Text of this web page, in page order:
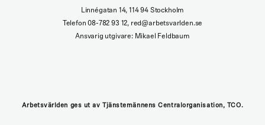
Linnégatan 14, 114 94 Stockholm
Telefon 08-782 93 12, red@arbetsvarlden.se
Ansvarig utgivare: Mikael Feldbaum
Arbetsvärlden ges ut av Tjänstemännens Centralorganisation, TCO.